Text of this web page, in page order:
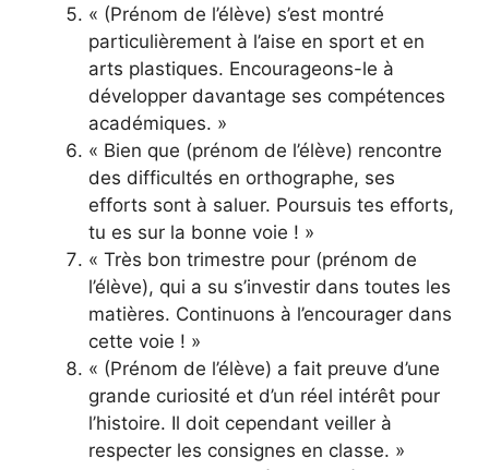
« (Prénom de l’élève) s’est montré
particulièrement à l’aise en sport et en
arts plastiques. Encourageons-le à
développer davantage ses compétences
académiques. »
« Bien que (prénom de l’élève) rencontre
des difficultés en orthographe, ses
efforts sont à saluer. Poursuis tes efforts,
tu es sur la bonne voie ! »
« Très bon trimestre pour (prénom de
l’élève), qui a su s’investir dans toutes les
matières. Continuons à l’encourager dans
cette voie ! »
« (Prénom de l’élève) a fait preuve d’une
grande curiosité et d’un réel intérêt pour
l’histoire. Il doit cependant veiller à
respecter les consignes en classe. »